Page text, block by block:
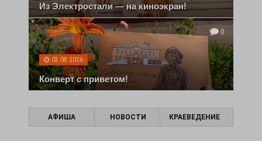
Из Электростали — на киноэкран!
0
03.08.2026
Конверт с приветом!
АФИША НОВОСТИ КРАЕВЕДЕНИЕ